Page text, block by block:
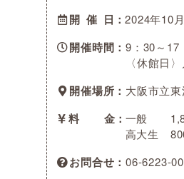
開催日 2024年10
開催時間
9：30～17
〈休館日
開催場所 大阪市立
料金一般
高大生
お問合せ 06-6223-